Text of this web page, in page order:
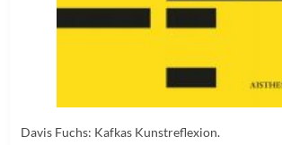
Davis Fuchs: Kafkas Kunstreflexion.